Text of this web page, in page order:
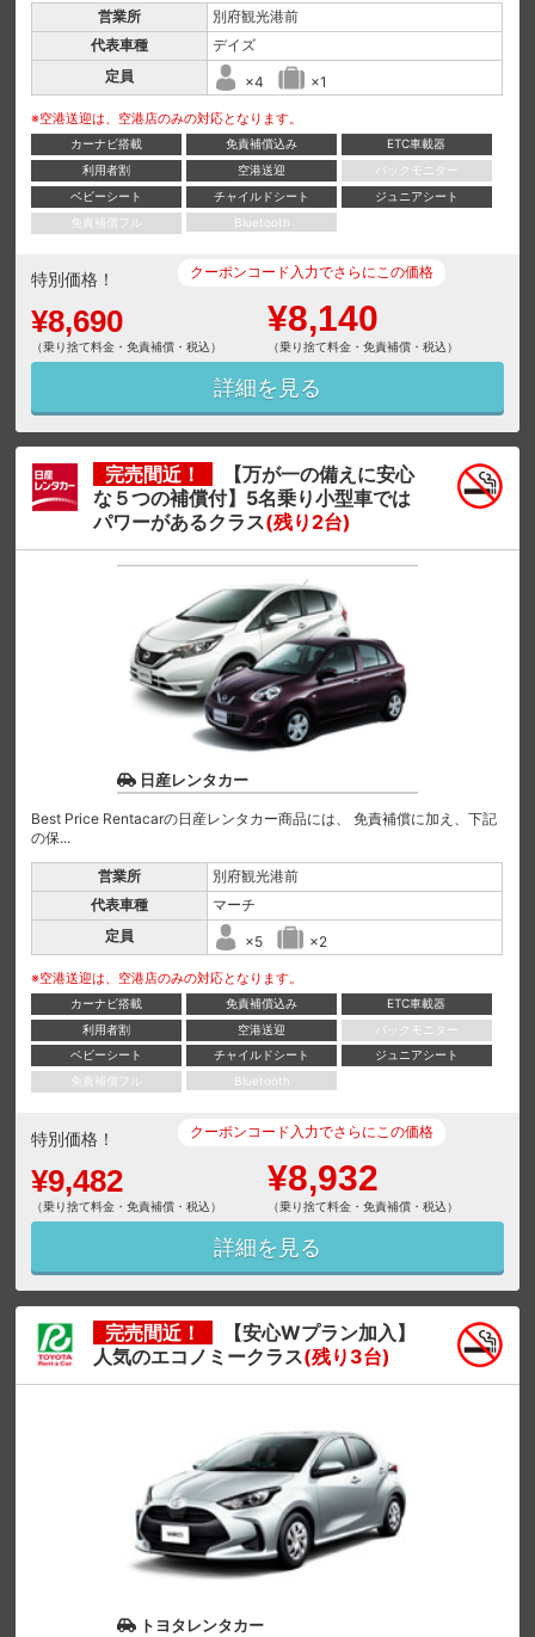
営業所
別府観光港前
代表車種
デイズ
定員
×4 ×1
※空港送迎は、空港店のみの対応となります。
カーナビ搭載 免責補償込み
ETC車載器
利用者割
空港送迎
バックモニター
ベビーシート
チャイルドシート
ジュニアシート
免責補償フル
Bluetooth
特別価格！
¥8,690
（乗り捨て料金・免責補償・税込）
クーポンコード入力でさらにこの価格
¥8,140
（乗り捨て料金・免責補償・税込）
詳細を見る
完売間近！
【万が一の備えに安心
な５つの補償付】5名乗り小型車では
パワーがあるクラス(残り2台)
日産レンタカー
Best Price Rentacarの日産レンタカー商品には、 免責補償に加え、下記
の保...
営業所
別府観光港前
代表車種
マーチ
定員
×5 ×2
※空港送迎は、空港店のみの対応となります。
カーナビ搭載 免責補償込み
ETC車載器
利用者割
空港送迎
バックモニター
ベビーシート
チャイルドシート
ジュニアシート
免責補償フル
Bluetooth
特別価格！
¥9,482
（乗り捨て料金・免責補償・税込）
クーポンコード入力でさらにこの価格
¥8,932
（乗り捨て料金・免責補償・税込）
詳細を見る
完売間近！
【安心Wプラン加入】
人気のエコノミークラス(残り3台)
トヨタレンタカー